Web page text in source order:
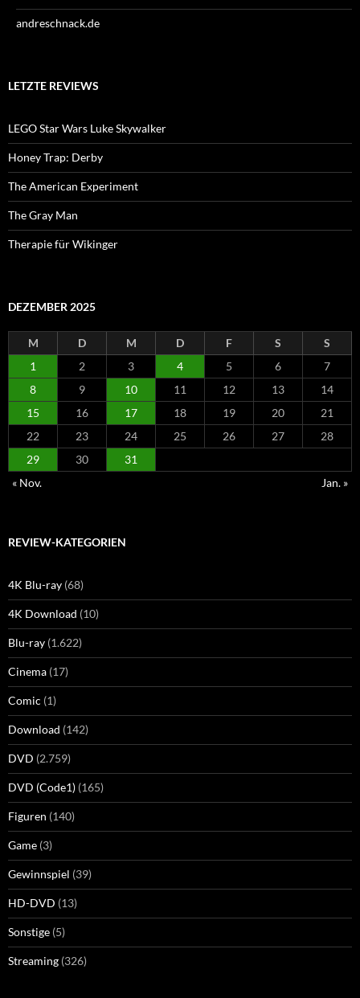
andreschnack.de
LETZTE REVIEWS
LEGO Star Wars Luke Skywalker
Honey Trap: Derby
The American Experiment
The Gray Man
Therapie für Wikinger
DEZEMBER 2025
M D M D F S
S
1
2 3 4 5 6
7
8
9 10 11 12 13
14
15
16 17 18 19 20
21
22
23 24 25 26 27
28
29
30
31
« Nov.
Jan. »
REVIEW-KATEGORIEN
4K Blu-ray (68)
4K Download (10)
Blu-ray (1.622)
Cinema (17)
Comic (1)
Download (142)
DVD (2.759)
DVD (Code1) (165)
Figuren (140)
Game (3)
Gewinnspiel (39)
HD-DVD (13)
Sonstige (5)
Streaming (326)